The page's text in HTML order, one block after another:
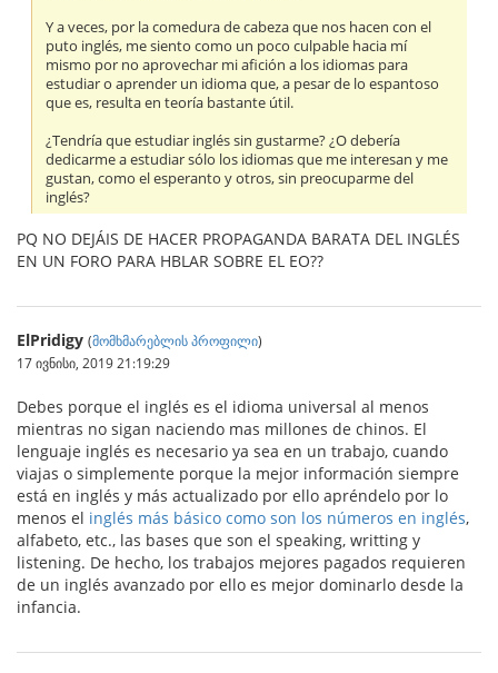
Y a veces, por la comedura de cabeza que nos hacen con el
puto inglés, me siento como un poco culpable hacia mí
mismo por no aprovechar mi afición a los idiomas para
estudiar o aprender un idioma que, a pesar de lo espantoso
que es, resulta en teoría bastante útil.
¿Tendría que estudiar inglés sin gustarme? ¿O debería
dedicarme a estudiar sólo los idiomas que me interesan y me
gustan, como el esperanto y otros, sin preocuparme del
inglés?
PQ NO DEJÁIS DE HACER PROPAGANDA BARATA DEL INGLÉS
EN UN FORO PARA HBLAR SOBRE EL EO??
ElPridigy (მომხმარებლის პროფილი)
17 ივნისი, 2019 21:19:29
Debes porque el inglés es el idioma universal al menos
mientras no sigan naciendo mas millones de chinos. El
lenguaje inglés es necesario ya sea en un trabajo, cuando
viajas o simplemente porque la mejor información siempre
está en inglés y más actualizado por ello apréndelo por lo
menos el inglés más básico como son los números en inglés,
alfabeto, etc., las bases que son el speaking, writting y
listening. De hecho, los trabajos mejores pagados requieren
de un inglés avanzado por ello es mejor dominarlo desde la
infancia.